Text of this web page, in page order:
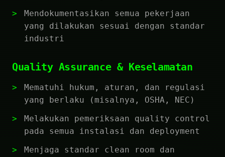
Mendokumentasikan semua pekerjaan
yang dilakukan sesuai dengan standar
industri
Quality Assurance & Keselamatan
Mematuhi hukum, aturan, dan regulasi
yang berlaku (misalnya, OSHA, NEC)
Melakukan pemeriksaan quality control
pada semua instalasi dan deployment
Menjaga standar clean room dan